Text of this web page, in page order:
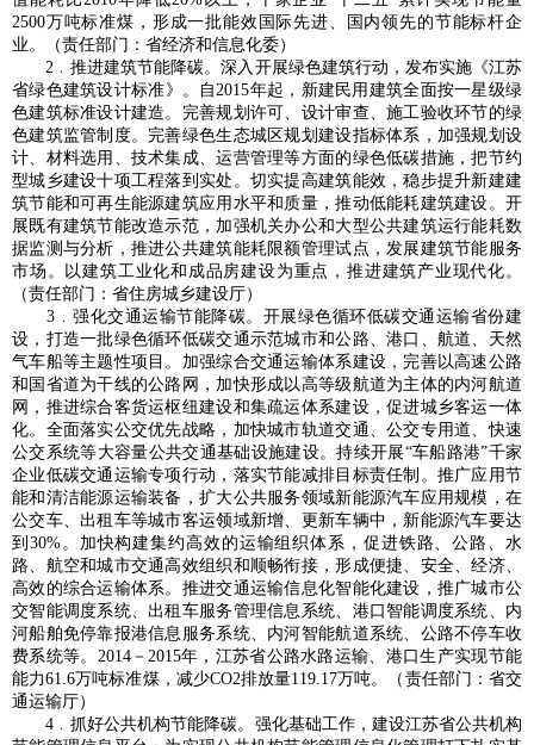
2500万吨标准煤，形成一批能效国际先进、国内领先的节能标杆企
业。（责任部门：省经济和信息化委）
2﹒推进建筑节能降碳。深入开展绿色建筑行动，发布实施《江苏
省绿色建筑设计标准》。自2015年起，新建民用建筑全面按一星级绿
色建筑标准设计建造。完善规划许可、设计审查、施工验收环节的绿
色建筑监管制度。完善绿色生态城区规划建设指标体系，加强规划设
计、材料选用、技术集成、运营管理等方面的绿色低碳措施，把节约
型城乡建设十项工程落到实处。切实提高建筑能效，稳步提升新建建
筑节能和可再生能源建筑应用水平和质量，推动低能耗建筑建设。开
展既有建筑节能改造示范，加强机关办公和大型公共建筑运行能耗数
据监测与分析，推进公共建筑能耗限额管理试点，发展建筑节能服务
市场。以建筑工业化和成品房建设为重点，推进建筑产业现代化。
（责任部门：省住房城乡建设厅）
3﹒强化交通运输节能降碳。开展绿色循环低碳交通运输省份建
设，打造一批绿色循环低碳交通示范城市和公路、港口、航道、天然
气车船等主题性项目。加强综合交通运输体系建设，完善以高速公路
和国省道为干线的公路网，加快形成以高等级航道为主体的内河航道
网，推进综合客货运枢纽建设和集疏运体系建设，促进城乡客运一体
化。全面落实公交优先战略，加快城市轨道交通、公交专用道、快速
公交系统等大容量公共交通基础设施建设。持续开展“车船路港”千家
企业低碳交通运输专项行动，落实节能减排目标责任制。推广应用节
能和清洁能源运输装备，扩大公共服务领域新能源汽车应用规模，在
公交车、出租车等城市客运领域新增、更新车辆中，新能源汽车要达
到30%。加快构建集约高效的运输组织体系，促进铁路、公路、水
路、航空和城市交通高效组织和顺畅衔接，形成便捷、安全、经济、
高效的综合运输体系。推进交通运输信息化智能化建设，推广城市公
交智能调度系统、出租车服务管理信息系统、港口智能调度系统、内
河船舶免停靠报港信息服务系统、内河智能航道系统、公路不停车收
费系统等。2014－2015年，江苏省公路水路运输、港口生产实现节能
能力61.6万吨标准煤，减少CO2排放量119.17万吨。（责任部门：省交
通运输厅）
4﹒抓好公共机构节能降碳。强化基础工作，建设江苏省公共机构